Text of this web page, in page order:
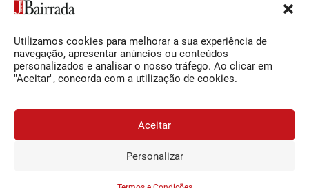
Utilizamos cookies para melhorar a sua experiência de
navegação, apresentar anúncios ou conteúdos
personalizados e analisar o nosso tráfego. Ao clicar em
"Aceitar", concorda com a utilização de cookies.
Aceitar
Personalizar
Siga-nos
Facebook
O Jornal da Bairrada
Contactos
Termos e Condições
© 2026 Jornal da Bairrada